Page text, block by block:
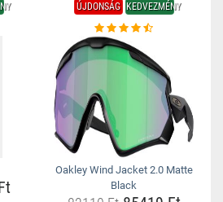
ÚJDONSÁG KEDVEZMÉNY
Oakley Wind Jacket 2.0 Matte
Black